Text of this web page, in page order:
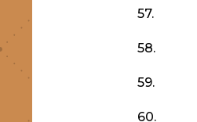
57.
58.
59.
60.